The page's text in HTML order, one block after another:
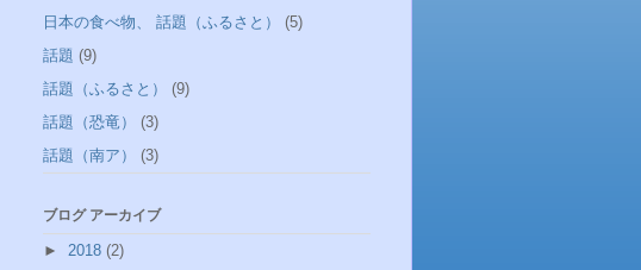
日本の食べ物、 話題（ふるさと）
(5)
話題 (9)
話題（ふるさと）
(9)
話題（恐竜）
(3)
話題（南ア）
(3)
ブログ アーカイブ
► 2018 (2)